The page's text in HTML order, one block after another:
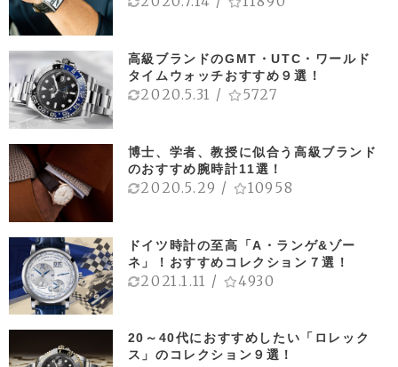
高級ブランドのGMT・UTC・ワールド
タイムウォッチおすすめ９選！
2020.5.31 / 5727
博士、学者、教授に似合う高級ブランド
のおすすめ腕時計11選！
2020.5.29 / 10958
ドイツ時計の至高「A・ランゲ&ゾー
ネ」！おすすめコレクション７選！
2021.1.11 / 4930
20～40代におすすめしたい「ロレック
ス」のコレクション９選！